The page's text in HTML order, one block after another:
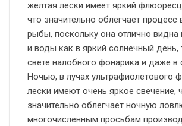
желтая лески имеет яркий
что значительно облегчает
рыбы, поскольку она отлично видна
и воды как в яркий солнечный день,
свете налобного фонарика и даже в
Ночью, в лучах ультрафиолетового
лески имеют очень яркое свечение,
значительно облегчает ночную
многочисленным просьбам